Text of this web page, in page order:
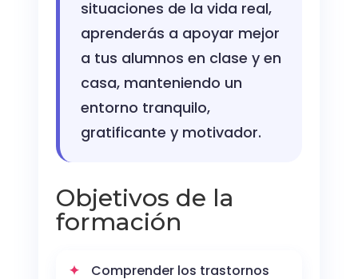
situaciones de la vida real,
aprenderás a apoyar mejor
a tus alumnos en clase y en
casa, manteniendo un
entorno tranquilo,
gratificante y motivador.
Objetivos de la
formación
Comprender los trastornos